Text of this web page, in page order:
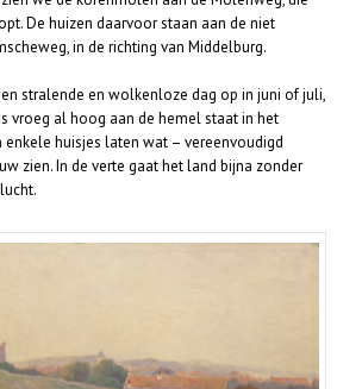
De huizen daarvoor staan aan de niet
in de richting van Middelburg.
stralende en wolkenloze dag op in juni of juli,
vroeg al hoog aan de hemel staat in het
huisjes laten wat – vereenvoudigd
zien. In de verte gaat het land bijna zonder